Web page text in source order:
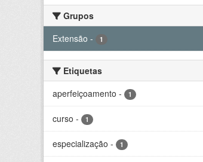
Grupos
Extensão - 1
Etiquetas
aperfeiçoamento - 1
curso - 1
especialização - 1